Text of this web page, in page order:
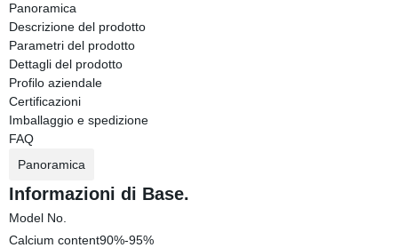
Panoramica
Descrizione del prodotto
Parametri del prodotto
Dettagli del prodotto
Profilo aziendale
Certificazioni
Imballaggio e spedizione
FAQ
Panoramica
Informazioni di Base.
Model No.
Calcium content90%-95%